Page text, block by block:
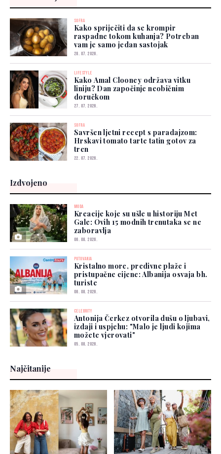
SOFRA
Kako spriječiti da se krompir
raspadne tokom kuhanja? Potreban
vam je samo jedan sastojak
28. 07. 2026.
LIFESTYLE
Kako Amal Clooney održava vitku
liniju? Dan započinje neobičnim
doručkom
27. 07. 2026.
SOFRA
Savršen ljetni recept s paradajzom:
Hrskavi tomato tarte tatin gotov za
tren
22. 07. 2026.
Izdvojeno
MODA
Kreacije koje su ušle u historiju Met
Gale: Ovih 15 modnih trenutaka se ne
zaboravlja
06. 08. 2026.
PUTOVANJA
Kristalno more, predivne plaže i
pristupačne cijene: Albanija osvaja bh.
turiste
06. 08. 2026.
CELEBRITY
Antonija Čerkez otvorila dušu o ljubavi,
izdaji i uspjehu: "Malo je ljudi kojima
možete vjerovati"
05. 08. 2026.
Najčitanije